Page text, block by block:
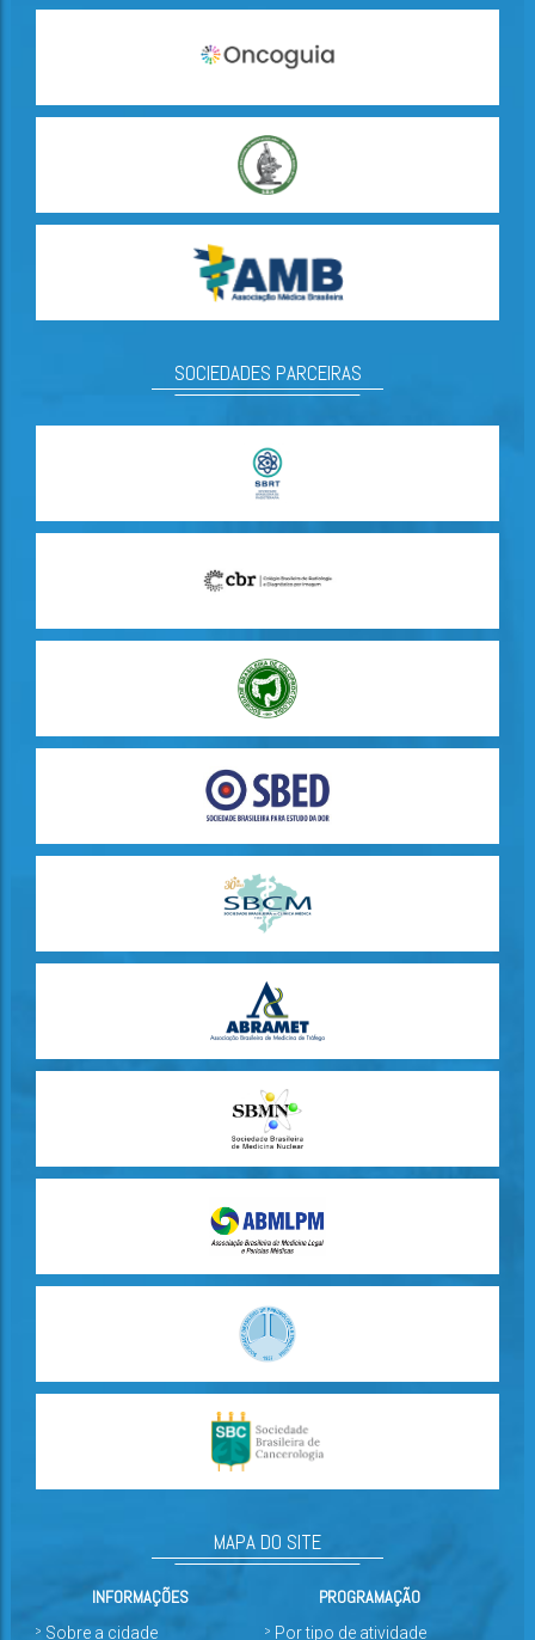
SOCIEDADES PARCEIRAS
MAPA DO SITE
INFORMAÇÕES
Sobre a cidade
PROGRAMAÇÃO
Por tipo de atividade